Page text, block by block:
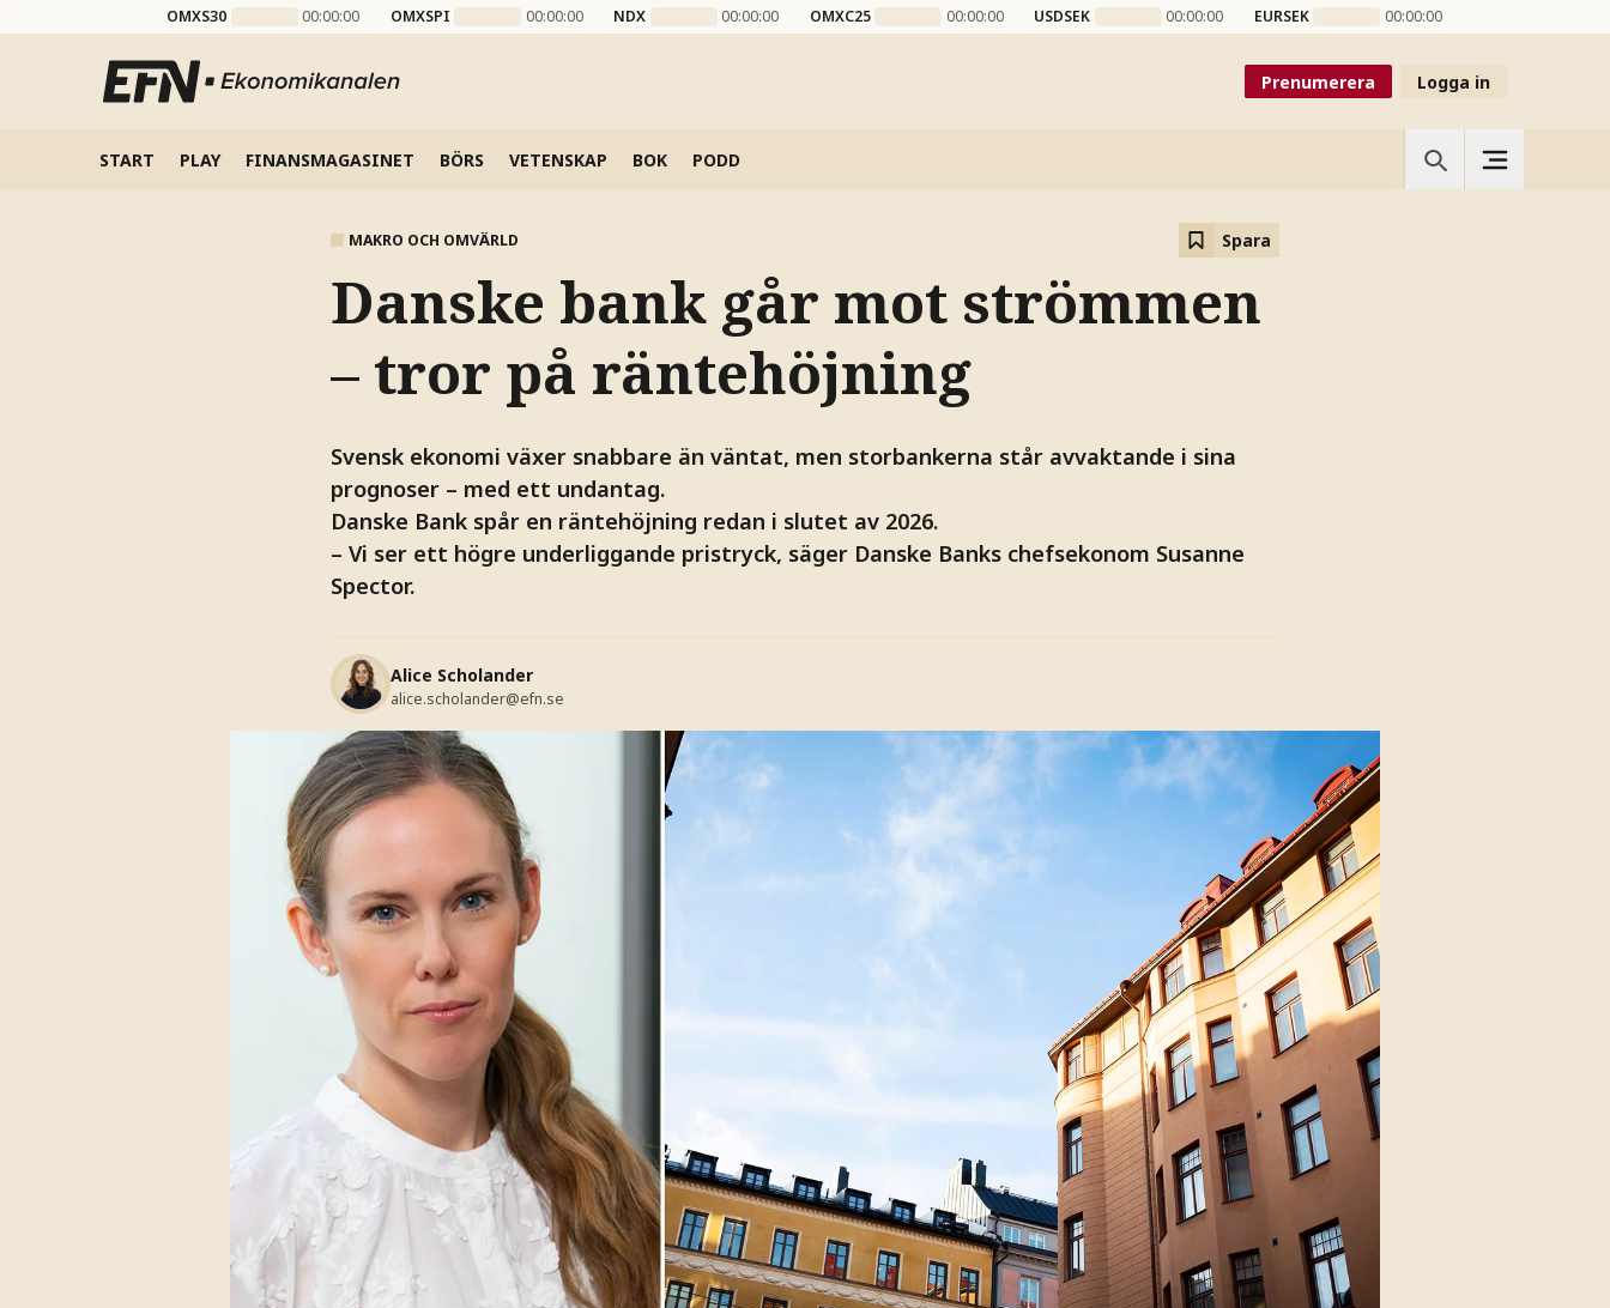
OMXS30 00:00:00 OMXSPI 00:00:00 NDX 00:00:00 OMXC25 00:00:00 USDSEK 00:00:00 EURSEK 00:00:00
Prenumerera Logga in
START PLAY FINANSMAGASINET BÖRS VETENSKAP BOK PODD
MAKRO OCH OMVÄRLD Spara
Danske bank går mot strömmen
– tror på räntehöjning
Svensk ekonomi växer snabbare än väntat, men storbankerna står avvaktande i sina
prognoser – med ett undantag.
Danske Bank spår en räntehöjning redan i slutet av 2026.
– Vi ser ett högre underliggande pristryck, säger Danske Banks chefsekonom Susanne
Spector.
Alice Scholander
alice.scholander@efn.se